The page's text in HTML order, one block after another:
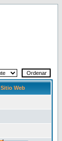
Sitio Web